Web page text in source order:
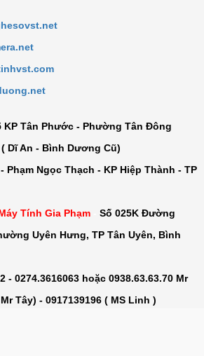
KP Tân Phước - Phường Tân Đông
Dĩ An - Bình Dương Cũ)
Phạm Ngọc Thạch - KP Hiệp Thành - TP
Tính Gia Phạm
Số 025K Đường
Uyên Hưng, TP Tân Uyên, Bình
- 0274.3616063 hoặc 0938.63.63.70 Mr
Tây) - 0917139196 ( MS Linh )